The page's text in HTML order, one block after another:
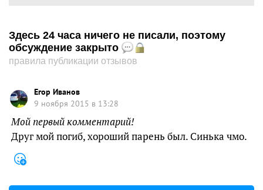
Здесь 24 часа ничего не писали, поэтому
обсуждение закрыто
правила публикации отзывов
Егор Иванов
9 ноября 2015 в 13:28
Мой первый комментарий!
Друг мой погиб, хороший парень был. Синька чмо.